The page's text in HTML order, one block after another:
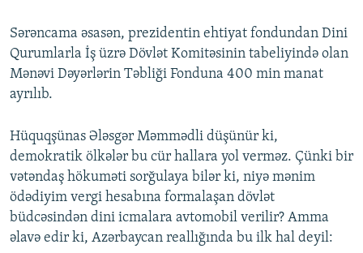
Sərəncama əsasən, prezidentin ehtiyat fondundan Dini
Qurumlarla İş üzrə Dövlət Komitəsinin tabeliyində olan
Mənəvi Dəyərlərin Təbliği Fonduna 400 min manat
ayrılıb.
Hüquqşünas Ələsgər Məmmədli düşünür ki,
demokratik ölkələr bu cür hallara yol verməz. Çünki bir
vətəndaş hökuməti sorğulaya bilər ki, niyə mənim
ödədiyim vergi hesabına formalaşan dövlət
büdcəsindən dini icmalara avtomobil verilir? Amma
əlavə edir ki, Azərbaycan reallığında bu ilk hal deyil: